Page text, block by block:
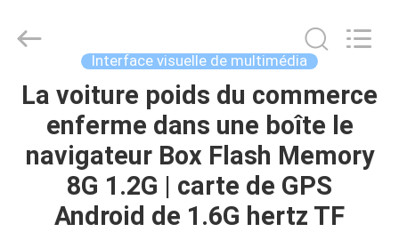
MAISON
PRODUITS
VIDÉOS
Automobile
Electron
Rights
Reserved.
Interface visuelle de multimédia
La voiture poids du commerce
enferme dans une boîte le
navigateur Box Flash Memory
8G 1.2G | carte de GPS
Android de 1.6G hertz TF